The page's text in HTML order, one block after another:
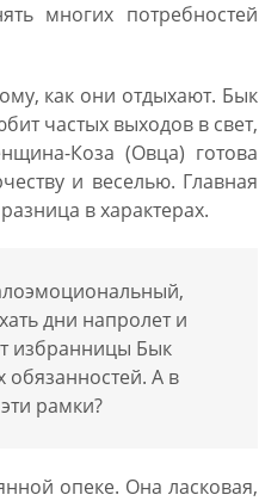
многих потребностей
как они отдыхают. Бык
частых выходов в свет,
Коза (Овца) готова
и веселью. Главная
в характерах.
дни напролет и
избранницы Бык
А в
рамки?
опеке. Она ласковая,